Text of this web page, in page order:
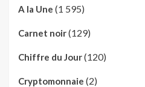
A la Une (1 595)
Carnet noir(129)
Chiffre du Jour(120)
Cryptomonnaie (2)